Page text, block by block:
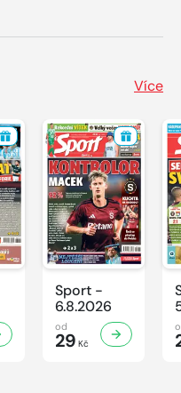
Více
Sport -
6.8.2026
od
29 Kč